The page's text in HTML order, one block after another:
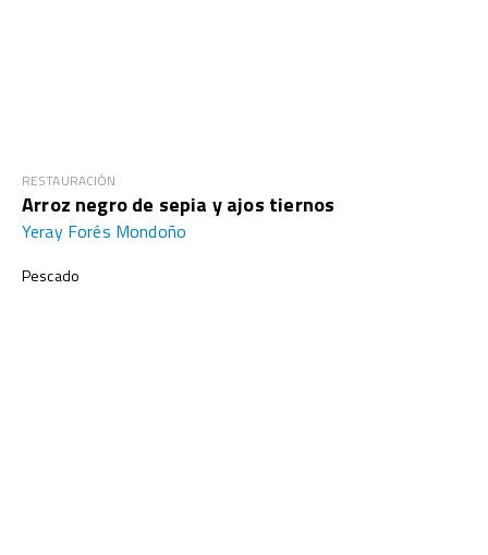
RESTAURACIÓN
Arroz negro de sepia y ajos tiernos
Yeray Forés Mondoño
Pescado